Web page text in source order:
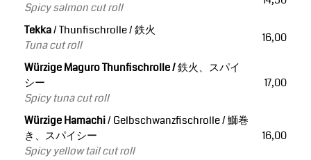
Spicy salmon cut roll
Tekka/ Thunfischrolle / 鉄火
Tuna cut roll
16,00
Würzige Maguro Thunfischrolle /鉄火、スパイ
シー
Spicy tuna cut roll
17,00
Würzige Hamachi/ Gelbschwanzfischrolle / 鰤巻
き、スパイシー
Spicy yellow tail cut roll
16,00